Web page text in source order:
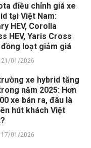
điều chỉnh giá xe
tại Việt Nam:
HEV, Corolla
HEV, Yaris Cross
đồng loạt giảm giá
21/01/2026
xe hybrid tăng
năm 2025: Hơn
xe bán ra, đâu là
hút khách Việt
17/01/2026